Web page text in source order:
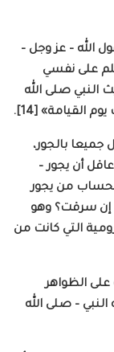
الله – عز وجل –
على نفسي
فلا تظالموا» [13]، وحديث النبي صلى الله
القيامة» [14].
جميعا بالجور،
أن يجور –
من يجور
إن سرقت؟ وهو
التي كانت من
على الظواهر
– صلى الله